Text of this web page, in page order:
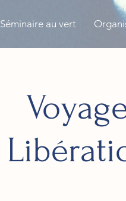
Séminaire au vert